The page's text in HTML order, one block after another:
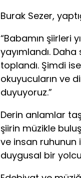
Burak Sezer,
“Babamın şiirleri
yayımlandı.
toplandı. Şimdi
okuyucuların ve
duyuyoruz.”
Derin anlamlar
şiirin müzikle
ve insan ruhunun
duygusal bir